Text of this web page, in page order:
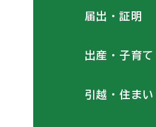
届出・証明
出産・子育て
引越・住まい